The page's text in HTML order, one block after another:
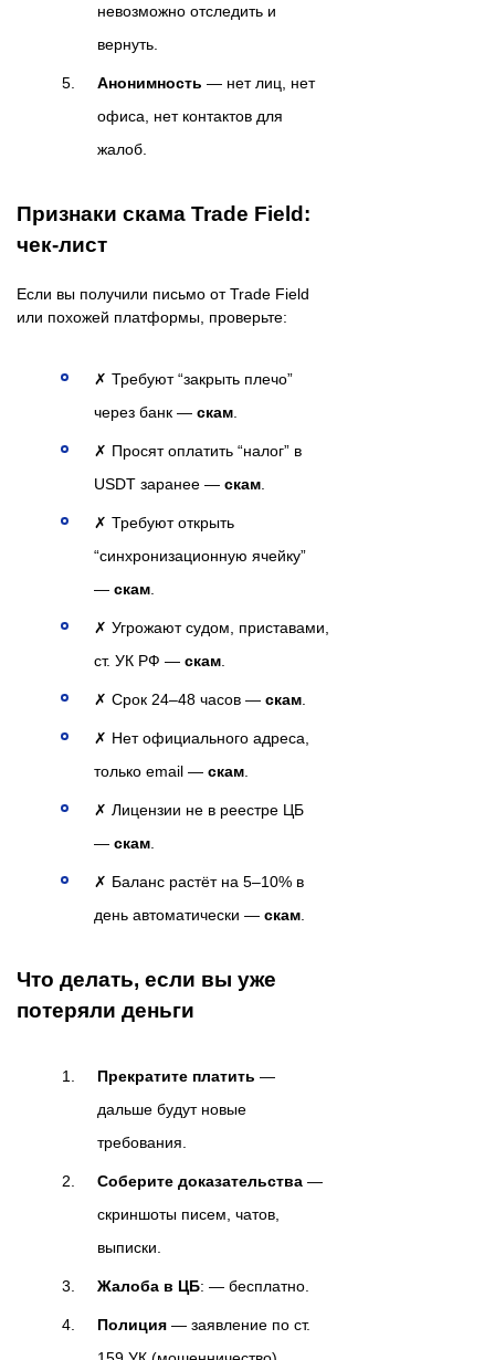
невозможно отследить и
вернуть.
Анонимность — нет лиц, нет
офиса, нет контактов для
жалоб.
Признаки скама Trade Field:
чек-лист
Если вы получили письмо от Trade Field
или похожей платформы, проверьте:
✗ Требуют “закрыть плечо”
через банк — скам
✗ Просят оплатить “налог” в
USDT заранее — скам
✗ Требуют открыть
“синхронизационную ячейку”
— скам
✗ Угрожают судом, приставами,
ст. УК РФ — скам
✗ Срок 24–48 часов — скам
✗ Нет официального адреса,
только email — скам
✗ Лицензии не в реестре ЦБ
— скам
✗ Баланс растёт на 5–10% в
день автоматически — скам
Что делать, если вы уже
потеряли деньги
Прекратите платить —
дальше будут новые
требования.
Соберите доказательства —
скриншоты писем, чатов,
выписки.
Жалоба в ЦБ: — бесплатно.
Полиция — заявление по ст.